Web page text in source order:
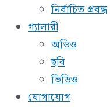
নির্বাচিত প্রবন্ধ
গ্যালারী
অডিও
ছবি
ভিডিও
যোগাযোগ